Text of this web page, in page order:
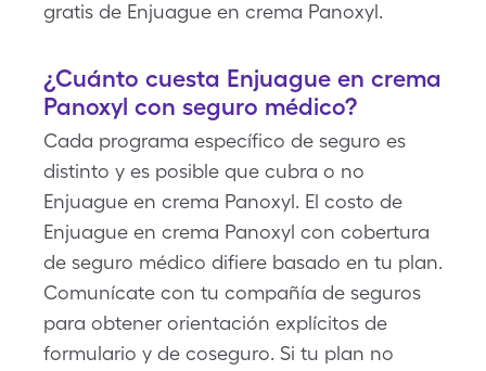
gratis de Enjuague en crema Panoxyl.
¿Cuánto cuesta Enjuague en crema
Panoxyl con seguro médico?
Cada programa específico de seguro es
distinto y es posible que cubra o no
Enjuague en crema Panoxyl. El costo de
Enjuague en crema Panoxyl con cobertura
de seguro médico difiere basado en tu plan.
Comunícate con tu compañía de seguros
para obtener orientación explícitos de
formulario y de coseguro. Si tu plan no